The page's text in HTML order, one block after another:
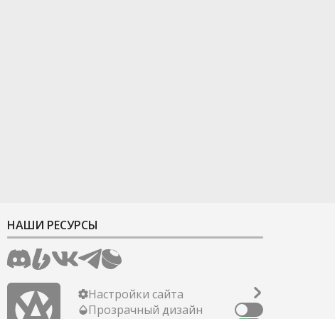
НАШИ РЕСУРСЫ
Настройки сайта
Прозрачный дизайн